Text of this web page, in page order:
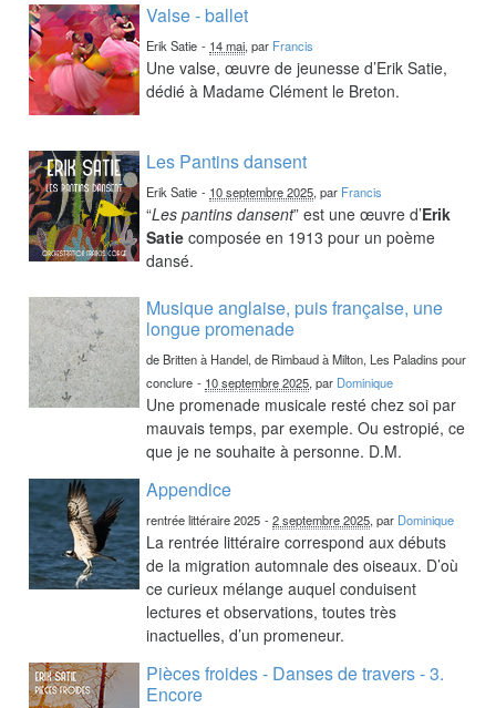
Valse - ballet
Erik Satie - 14 mai, par Francis
Une valse, œuvre de jeunesse d’Erik Satie,
dédié à Madame Clément le Breton.
Les Pantins dansent
Erik Satie - 10 septembre 2025, par Francis
“Les pantins dansent” est une œuvre d’Erik
Satie composée en 1913 pour un poème
dansé.
Musique anglaise, puis française, une
longue promenade
de Britten à Handel, de Rimbaud à Milton, Les Paladins pour
conclure - 10 septembre 2025, par Dominique
Une promenade musicale resté chez soi par
mauvais temps, par exemple. Ou estropié, ce
que je ne souhaite à personne. D.M.
Appendice
rentrée littéraire 2025 -2 septembre 2025, par Dominique
La rentrée littéraire correspond aux débuts
de la migration automnale des oiseaux. D’où
ce curieux mélange auquel conduisent
lectures et observations, toutes très
inactuelles, d’un promeneur.
Pièces froides - Danses de travers - 3.
Encore